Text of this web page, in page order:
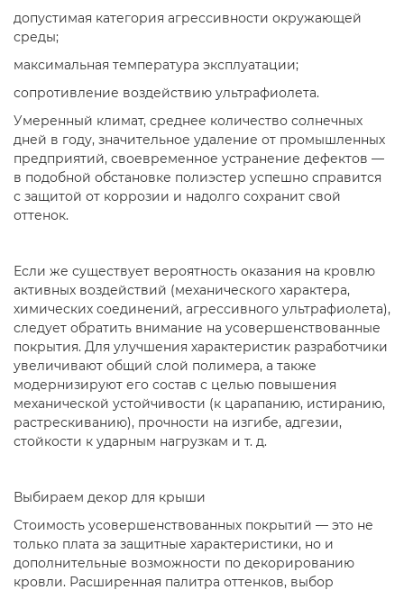
допустимая категория агрессивности окружающей
среды;
максимальная температура эксплуатации;
сопротивление воздействию ультрафиолета.
Умеренный климат, среднее количество солнечных
дней в году, значительное удаление от промышленных
предприятий, своевременное устранение дефектов —
в подобной обстановке полиэстер успешно справится
с защитой от коррозии и надолго сохранит свой
оттенок.
Если же существует вероятность оказания на кровлю
активных воздействий (механического характера,
химических соединений, агрессивного ультрафиолета),
следует обратить внимание на усовершенствованные
покрытия. Для улучшения характеристик разработчики
увеличивают общий слой полимера, а также
модернизируют его состав с целью повышения
механической устойчивости (к царапанию, истиранию,
растрескиванию), прочности на изгибе, адгезии,
стойкости к ударным нагрузкам и т. д.
Выбираем декор для крыши
Стоимость усовершенствованных покрытий — это не
только плата за защитные характеристики, но и
дополнительные возможности по декорированию
кровли. Расширенная палитра оттенков, выбор